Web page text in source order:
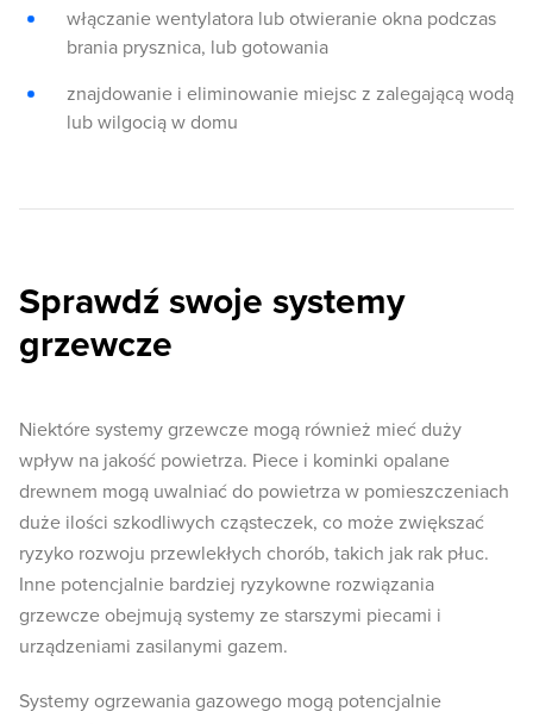
włączanie wentylatora lub otwieranie okna podczas
brania prysznica, lub gotowania
znajdowanie i eliminowanie miejsc z zalegającą wodą
lub wilgocią w domu
Sprawdź swoje systemy
grzewcze
Niektóre systemy grzewcze mogą również mieć duży
wpływ na jakość powietrza. Piece i kominki opalane
drewnem mogą uwalniać do powietrza w pomieszczeniach
duże ilości szkodliwych cząsteczek, co może zwiększać
ryzyko rozwoju przewlekłych chorób, takich jak rak płuc.
Inne potencjalnie bardziej ryzykowne rozwiązania
grzewcze obejmują systemy ze starszymi piecami i
urządzeniami zasilanymi gazem.
Systemy ogrzewania gazowego mogą potencjalnie